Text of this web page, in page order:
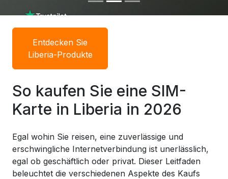
Entdecken Sie
Liberia-Produkte
So kaufen Sie eine SIM-
Karte in Liberia in 2026
Egal wohin Sie reisen, eine zuverlässige und
erschwingliche Internetverbindung ist unerlässlich,
egal ob geschäftlich oder privat. Dieser Leitfaden
beleuchtet die verschiedenen Aspekte des Kaufs